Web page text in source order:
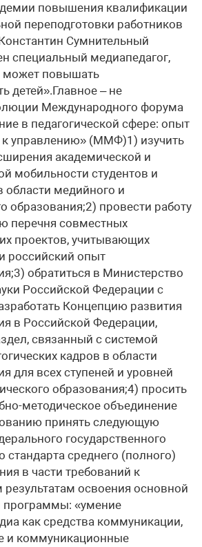
повышения квалификации
переподготовки работников
Сумнительный
специальный медиапедагог,
может повышать
детей».Главное – не
Международного форума
в педагогической сфере: опыт
управлению» (ММФ)1) изучить
академической и
мобильности студентов и
области медийного и
образования;2) провести работу
перечня совместных
проектов, учитывающих
российский опыт
обратиться в Министерство
Российской Федерации с
Концепцию развития
в Российской Федерации,
связанный с системой
кадров в области
для всех ступеней и уровней
образования;4) просить
методическое объединение
принять следующую
государственного
стандарта среднего (полного)
в части требований к
освоения основной
программы: «умение
как средства коммуникации,
и коммуникационные